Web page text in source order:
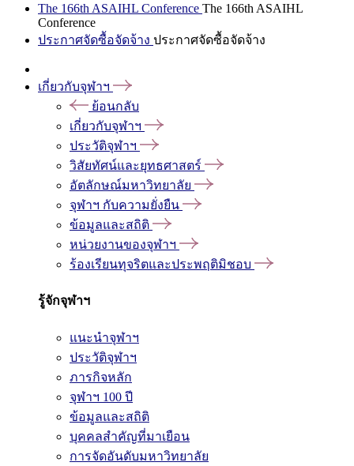
The 166th ASAIHL Conference The 166th ASAIHL
Conference
ประกาศจัดซื้อจัดจ้าง ประกาศจัดซื้อจัดจ้าง
เกี่ยวกับจุฬาฯ
ย้อนกลับ
เกี่ยวกับจุฬาฯ
ประวัติจุฬาฯ
วิสัยทัศน์และยุทธศาสตร์
อัตลักษณ์มหาวิทยาลัย
จุฬาฯ กับความยั่งยืน
ข้อมูลและสถิติ
หน่วยงานของจุฬาฯ
ร้องเรียนทุจริตและประพฤติมิชอบ
รู้จักจุฬาฯ
แนะนำจุฬาฯ
ประวัติจุฬาฯ
ภารกิจหลัก
จุฬาฯ 100 ปี
ข้อมูลและสถิติ
บุคคลสำคัญที่มาเยือน
การจัดอันดับมหาวิทยาลัย